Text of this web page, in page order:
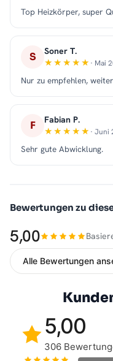
Top Heizkörper, super
S Soner T.
· Mai
Nur zu empfehlen,
F Fabian P.
· Juni
Sehr gute Abwicklung.
Bewertungen zu
5,00
Alle Bewertungen
5,00
306